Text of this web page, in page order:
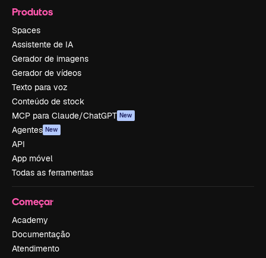
Produtos
Spaces
Assistente de IA
Gerador de imagens
Gerador de vídeos
Texto para voz
Conteúdo de stock
MCP para Claude/ChatGPT New
Agentes New
API
App móvel
Todas as ferramentas
Começar
Academy
Documentação
Atendimento